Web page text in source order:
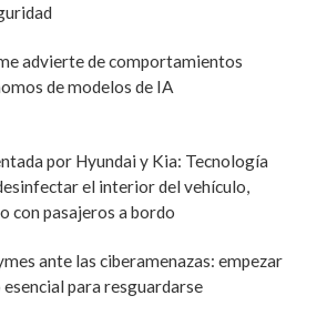
advierte de comportamientos
de modelos de IA
por Hyundai y Kia: Tecnología
el interior del vehículo,
con pasajeros a bordo
ante las ciberamenazas: empezar
para resguardarse